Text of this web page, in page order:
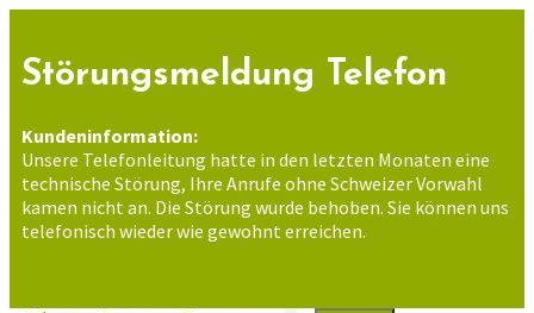
springen
Störungsmeldung Telefon
Kundeninformation:
Unsere Telefonleitung hatte in den letzten Monaten eine
technische Störung, Ihre Anrufe ohne Schweizer Vorwahl
kamen nicht an. Die Störung wurde behoben. Sie können uns
telefonisch wieder wie gewohnt erreichen.